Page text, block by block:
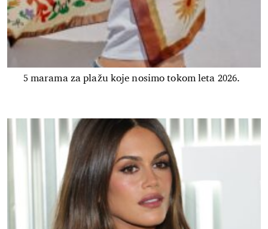
5 marama za plažu koje nosimo tokom leta 2026.